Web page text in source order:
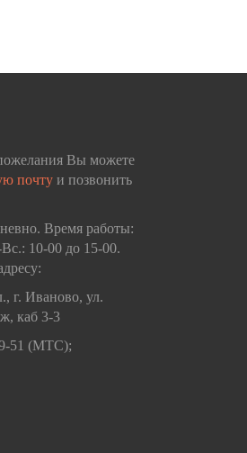
Вы можете
почту и позвонить
Время работы:
10-00 до 15-00.
г. Иваново, ул.
каб 3-3
51 (МТС);